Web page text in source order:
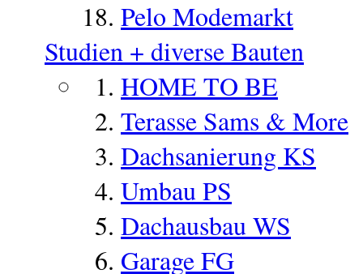
Pelo Modemarkt
Studien + diverse Bauten
HOME TO BE
Terasse Sams & More
Dachsanierung KS
Umbau PS
Dachausbau WS
Garage FG